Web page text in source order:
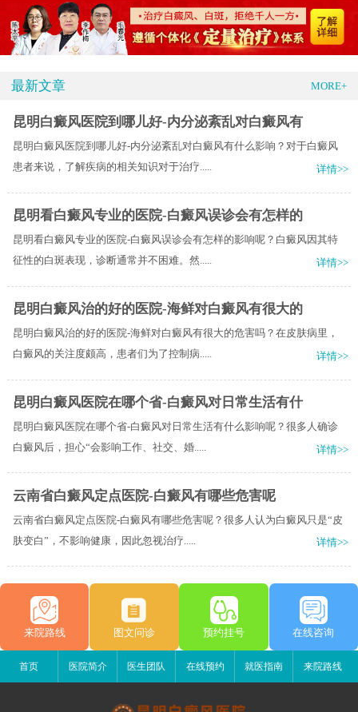
最新文章 MORE+
昆明白癜风医院到哪儿好-内分泌紊乱对白癜风有
昆明白癜风医院到哪儿好-内分泌紊乱对白癜风有什么影响？对于白癜风
患者来说，了解疾病的相关知识对于治疗.....
详情>>
昆明看白癜风专业的医院-白癜风误诊会有怎样的
昆明看白癜风专业的医院-白癜风误诊会有怎样的影响呢？白癜风因其特
征性的白斑表现，诊断通常并不困难。然.....
详情>>
昆明白癜风治的好的医院-海鲜对白癜风有很大的
昆明白癜风治的好的医院-海鲜对白癜风有很大的危害吗？在皮肤病里，
白癜风的关注度颇高，患者们为了控制病.....
详情>>
昆明白癜风医院在哪个省-白癜风对日常生活有什
昆明白癜风医院在哪个省-白癜风对日常生活有什么影响呢？很多人确诊
白癜风后，担心“会影响工作、社交、婚.....
详情>>
云南省白癜风定点医院-白癜风有哪些危害呢
云南省白癜风定点医院-白癜风有哪些危害呢？很多人认为白癜风只是“皮
肤变白”，不影响健康，因此忽视治疗.....
详情>>
来院路线 图文问诊 预约挂号 在线咨询
首页 医院简介 医生团队 在线预约 就医指南 来院路线